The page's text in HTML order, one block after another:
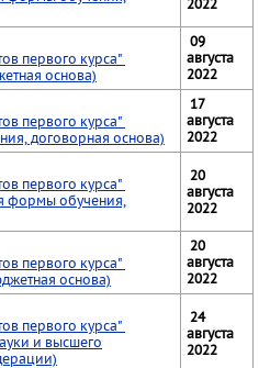
2022
первого курса"
основа)
09
августа
2022
первого курса"
договорная основа)
17
августа
2022
первого курса"
формы обучения,
20
августа
2022
первого курса"
основа)
20
августа
2022
первого курса"
и высшего
24
августа
2022